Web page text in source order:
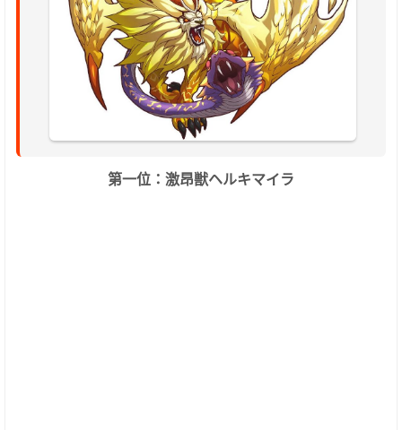
第一位：激昂獣ヘルキマイラ